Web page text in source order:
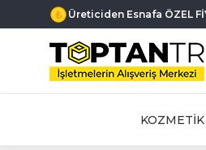
Üreticiden Esnafa ÖZEL